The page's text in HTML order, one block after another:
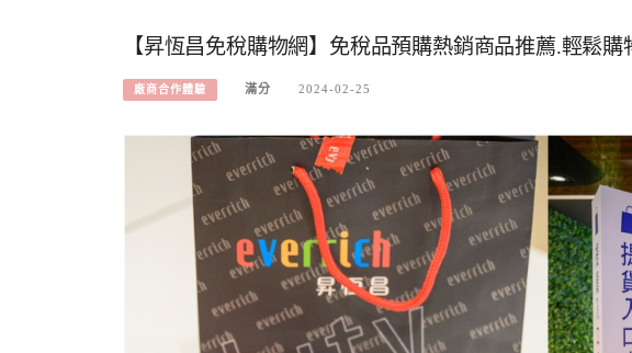
【昇恆昌免稅購物網】免稅品預購熱銷商品推薦.輕鬆
廠商合作體驗 滿分 2024-02-25